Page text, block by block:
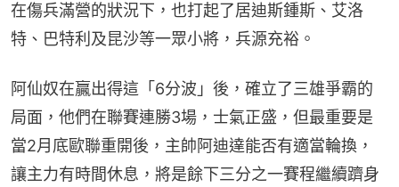
在傷兵滿營的狀況下，也打起了居迪斯鍾斯、艾洛
特、巴特利及昆沙等一眾小將，兵源充裕。
阿仙奴在贏出得這「6分波」後，確立了三雄爭霸的
局面，他們在聯賽連勝3場，士氣正盛，但最重要是
當2月底歐聯重開後，主帥阿迪達能否有適當輪換，
讓主力有時間休息，將是餘下三分之一賽程繼續躋身